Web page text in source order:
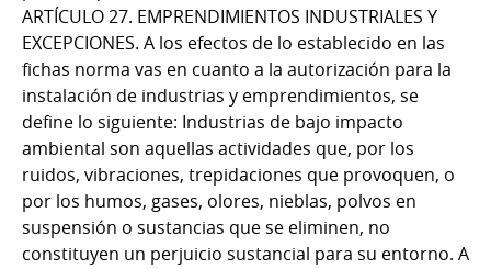
ARTÍCULO 27. EMPRENDIMIENTOS INDUSTRIALES Y
EXCEPCIONES. A los efectos de lo establecido en las
fichas norma vas en cuanto a la autorización para la
instalación de industrias y emprendimientos, se
define lo siguiente: Industrias de bajo impacto
ambiental son aquellas actividades que, por los
ruidos, vibraciones, trepidaciones que provoquen, o
por los humos, gases, olores, nieblas, polvos en
suspensión o sustancias que se eliminen, no
constituyen un perjuicio sustancial para su entorno. A